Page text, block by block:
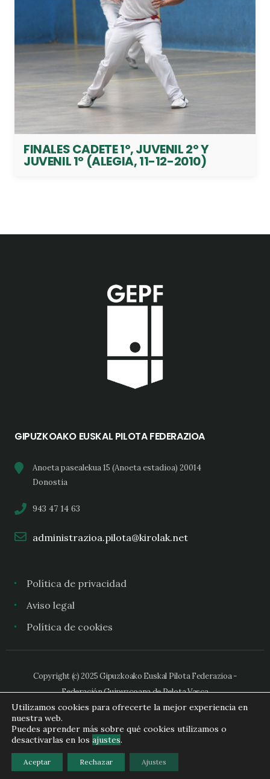
FINALES CADETE 1º, JUVENIL 2º Y
JUVENIL 1º (ALEGIA, 11-12-2010)
GIPUZKOAKO EUSKAL PILOTA FEDERAZIOA
Anoeta pasealekua 15 (Anoeta estadioa) 20014
Donostia
943 47 14 63
administrazioa.pilota@kirolak.net
Política de privacidad
Aviso legal
Política de cookies
Copyright (c) 2025 Gipuzkoako Euskal Pilota Federazioa -
Federación Guipuzcoana de Pelota Vasca
Utilizamos cookies para ofrecerte la mejor experiencia en
nuestra web.
Puedes aprender más sobre qué cookies utilizamos o
desactivarlas en los ajustes.
Aceptar Rechazar Ajustes